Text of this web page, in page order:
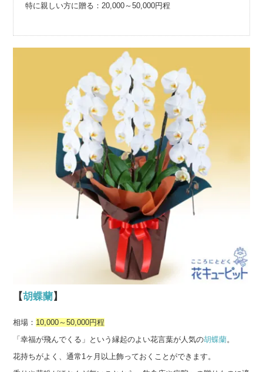
特に親しい方に贈る：20,000～50,000円程
【胡蝶蘭】
相場： 10,000～50,000円程
「幸福が飛んでくる」という縁起のよい花言葉が人気の胡蝶蘭。
花持ちがよく、通常1ヶ月以上飾っておくことができます。